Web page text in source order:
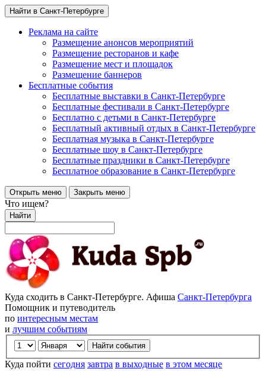
Найти в Санкт-Петербурге
Реклама на сайте
Размещение анонсов мероприятий
Размещение ресторанов и кафе
Размещение мест и площадок
Размещение баннеров
Бесплатные события
Бесплатные выставки в Санкт-Петербурге
Бесплатные фестивали в Санкт-Петербурге
Бесплатно с детьми в Санкт-Петербурге
Бесплатный активный отдых в Санкт-Петербурге
Бесплатная музыка в Санкт-Петербурге
Бесплатные шоу в Санкт-Петербурге
Бесплатные праздники в Санкт-Петербурге
Бесплатное образование в Санкт-Петербурге
Открыть меню Закрыть меню
Что ищем?
Найти
Куда сходить в Санкт-Петербурге. Афиша Санкт-Петербурга
Помощник и путеводитель
по интересным местам
и лучшим событиям
Куда пойти сегодня завтра в выходные в этом месяце